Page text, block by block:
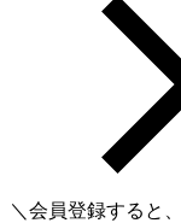
＼会員登録すると